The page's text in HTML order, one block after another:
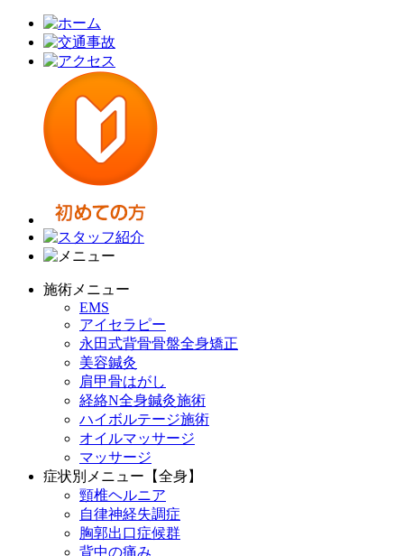
施術メニュー
EMS
アイセラピー
永田式背骨骨盤全身矯正
美容鍼灸
肩甲骨はがし
経絡N全身鍼灸施術
ハイボルテージ施術
オイルマッサージ
マッサージ
症状別メニュー【全身】
頸椎ヘルニア
自律神経失調症
胸郭出口症候群
背中の痛み